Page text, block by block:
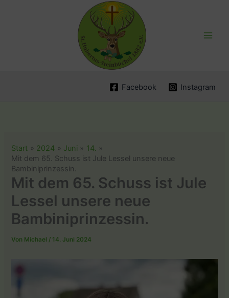
Facebook Instagram
Start 2024 Juni
14.
Mit dem 65. Schuss ist Jule Lessel unsere neue
Bambiniprinzessin.
Mit dem 65. Schuss ist Jule
Lessel unsere neue
Bambiniprinzessin.
Von Michael / 14. Juni 2024